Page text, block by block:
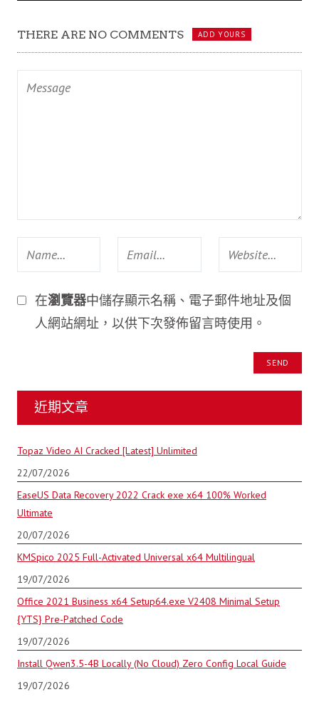
THERE ARE NO COMMENTS ADD YOURS
在瀏覽器中儲存顯示名稱、電子郵件地址及個
人網站網址，以供下次發佈留言時使用。
近期文章
Topaz Video AI Cracked [Latest] Unlimited
22/07/2026
EaseUS Data Recovery 2022 Crack exe x64 100% Worked
Ultimate
20/07/2026
KMSpico 2025 Full-Activated Universal x64 Multilingual
19/07/2026
Office 2021 Business x64 Setup64.exe V2408 Minimal Setup
{YTS} Pre-Patched Code
19/07/2026
Install Qwen3.5-4B Locally (No Cloud) Zero Config Local Guide
19/07/2026